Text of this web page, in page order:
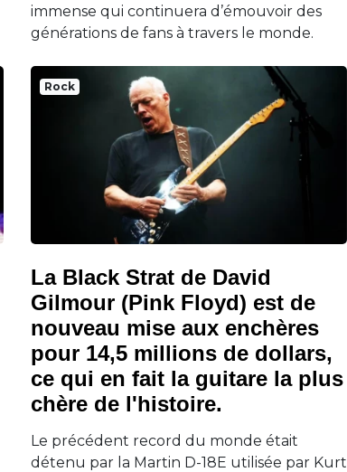
immense qui continuera d’émouvoir des
générations de fans à travers le monde.
Rock
La Black Strat de David
Gilmour (Pink Floyd) est de
nouveau mise aux enchères
pour 14,5 millions de dollars,
ce qui en fait la guitare la plus
chère de l'histoire.
Le précédent record du monde était
détenu par la Martin D-18E utilisée par Kurt